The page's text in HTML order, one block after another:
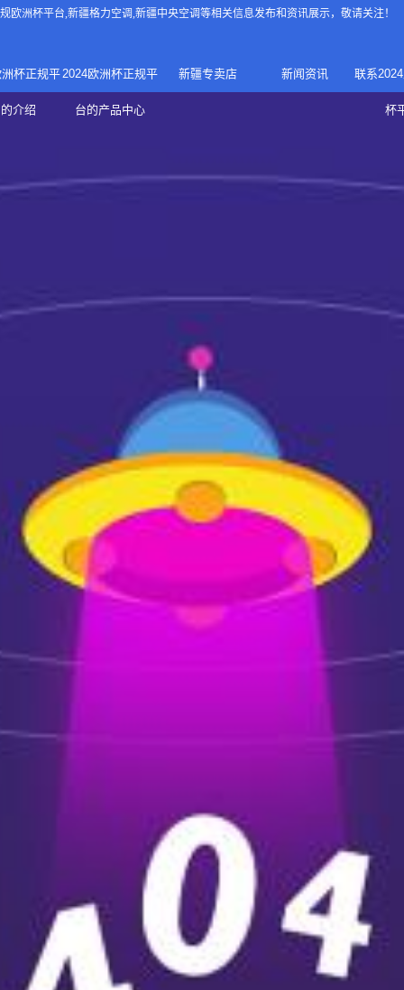
欧洲杯平台,新疆格力空调,新疆中央空调等相关信息发布和资讯展示，敬请关注！
杯正规平
介绍
正规欧洲
2024欧洲杯正规平
台的产品中心
家庭中央空调
家用空调
新疆专卖店 新闻资讯 联系
杯